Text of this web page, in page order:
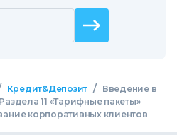
Кредит&Депозит /
Введение в
11 «Тарифные пакеты»
корпоративных клиентов